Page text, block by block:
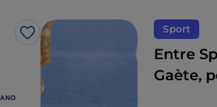
J’aime
Sport
Entre
Gaète,